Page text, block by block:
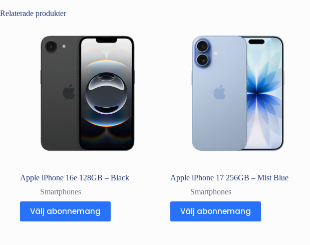
Relaterade produkter
Apple iPhone 16e 128GB – Black
Smartphones
Välj abonnemang
Apple iPhone 17 256GB – Mist Blue
Smartphones
Välj abonnemang